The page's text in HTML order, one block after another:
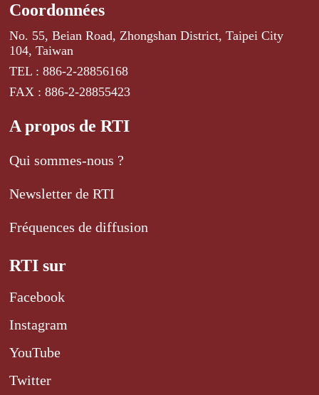
Coordonnées
No. 55, Beian Road, Zhongshan District, Taipei City
104, Taiwan
TEL : 886-2-28856168
FAX : 886-2-28855423
A propos de RTI
Qui sommes-nous ?
Newsletter de RTI
Fréquences de diffusion
RTI sur
Facebook
Instagram
YouTube
Twitter